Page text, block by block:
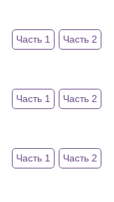
Часть 1 Часть 2
Часть 1 Часть 2
Часть 1 Часть 2